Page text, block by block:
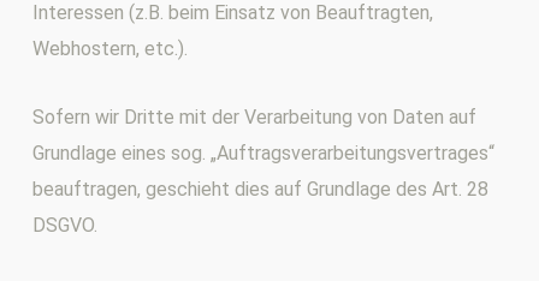
Interessen (z.B. beim Einsatz von Beauftragten,
Webhostern, etc.).
Sofern wir Dritte mit der Verarbeitung von Daten auf
Grundlage eines sog. „Auftragsverarbeitungsvertrages“
beauftragen, geschieht dies auf Grundlage des Art. 28
DSGVO.